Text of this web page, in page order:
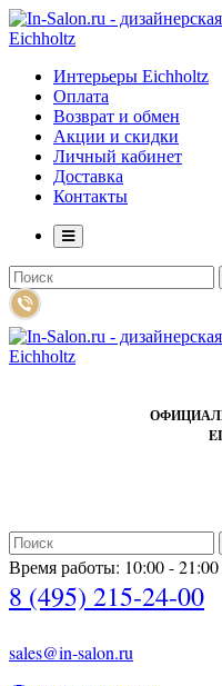
Интерьеры Eichholtz
Оплата
Возврат и обмен
Акции и скидки
Личный кабинет
Доставка
Контакты
Время работы: 10:00 - 21:00
8 (495) 215-24-00
sales@in-salon.ru